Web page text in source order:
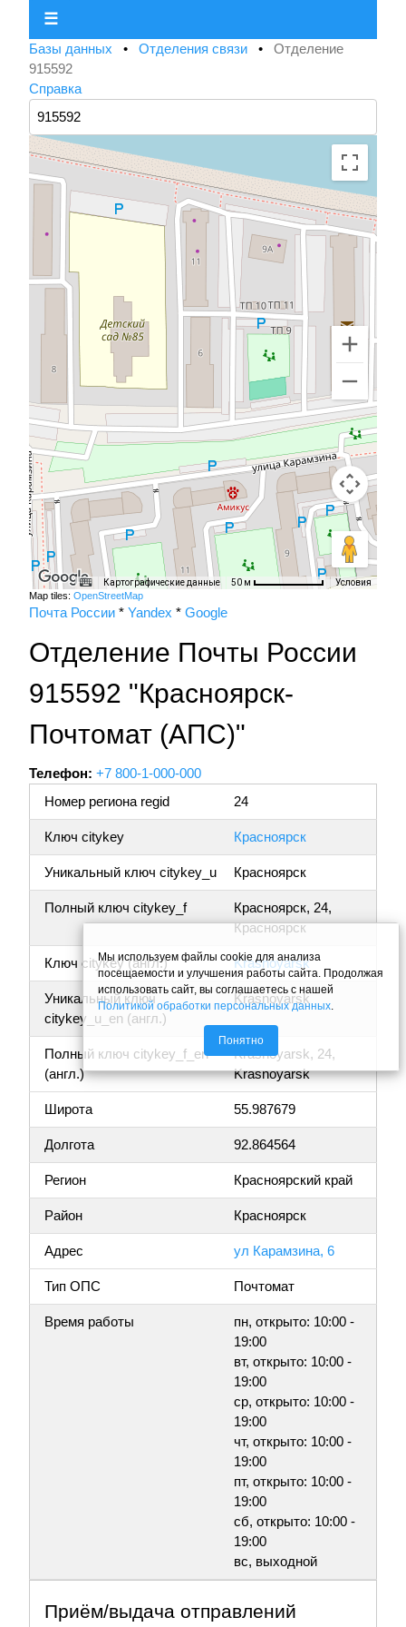
☰
Базы данных • Отделения связи • Отделение
915592
Справка
Картографические данные 50 м Условия
Map tiles: OpenStreetMap
Почта России * Yandex * Google
Отделение Почты России
915592 "Красноярск-
Почтомат (АПС)"
Телефон: +7 800-1-000-000
Номер региона regid
24
Ключ citykey Красноярск
Уникальный ключ citykey_u Красноярск
Полный ключ citykey_f
Красноярск, 24,
Красноярск
Ключ citykey (англ.) Krasnoyarsk
Уникальный ключ
citykey_u_en (англ.)
Krasnoyarsk
Полный ключ citykey_f_en
(англ.)
Krasnoyarsk, 24,
Krasnoyarsk
Широта 55.987679
Долгота 92.864564
Регион Красноярский край
Район Красноярск
Адрес ул Карамзина, 6
Тип ОПС Почтомат
Время работы
пн, открыто: 10:00 -
19:00
вт, открыто: 10:00 -
19:00
ср, открыто: 10:00 -
19:00
чт, открыто: 10:00 -
19:00
пт, открыто: 10:00 -
19:00
сб, открыто: 10:00 -
19:00
вс, выходной
Приём/выдача отправлений
Мы используем файлы cookie для анализа
посещаемости и улучшения работы сайта. Продолжая
использовать сайт, вы соглашаетесь с нашей
Политикой обработки персональных данных.
Понятно